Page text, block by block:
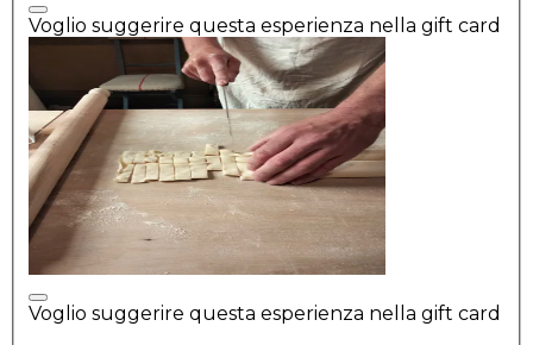
Voglio suggerire questa esperienza nella gift card
Voglio suggerire questa esperienza nella gift card